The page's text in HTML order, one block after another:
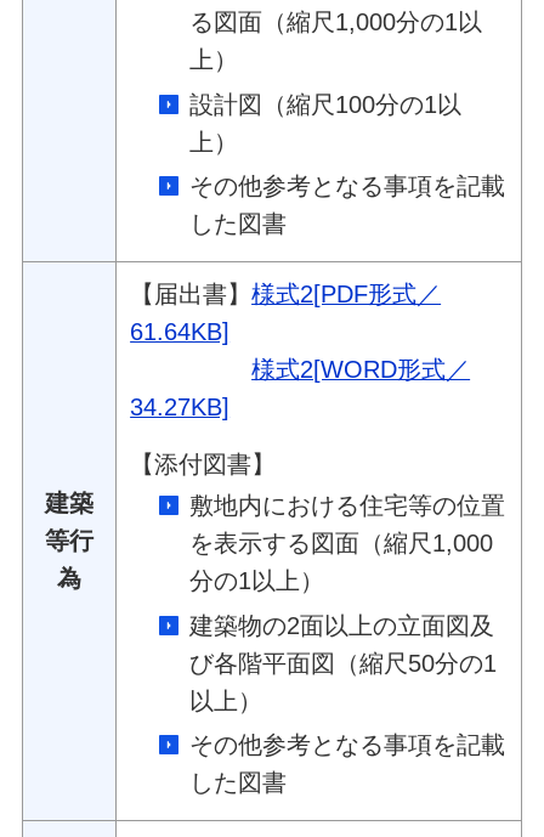
る図面（縮尺1,000分の1以
上）
設計図（縮尺100分の1以
上）
その他参考となる事項を記載
した図書
建築
等行
為
【届出書】様式2[PDF形式／
61.64KB]
様式2[WORD形式／
34.27KB]
【添付図書】
敷地内における住宅等の位置
を表示する図面（縮尺1,000
分の1以上）
建築物の2面以上の立面図及
び各階平面図（縮尺50分の1
以上）
その他参考となる事項を記載
した図書